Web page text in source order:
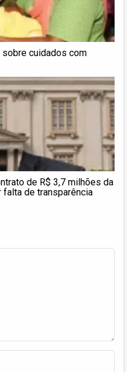
cuidados com
de R$ 3,7 milhões da
de transparência